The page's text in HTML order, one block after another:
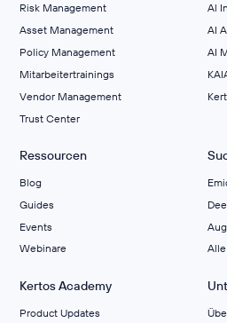
Risk Management
Asset Management
Policy Management
Mitarbeitertrainings
Vendor Management
Trust Center
Al
AI
AI
Ressourcen
Blog
Guides
Events
Webinare
Kertos Academy
Product Updates